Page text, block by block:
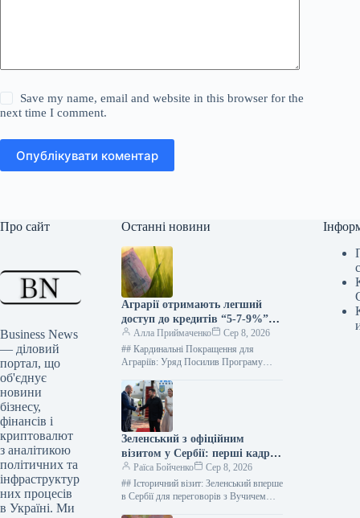
Save my name, email and website in this browser for the
next time I comment.
Опублікувати коментар
Про сайт
Business News
— діловий
портал, що
об'єднує
новини
бізнесу,
фінансів і
криптовалют
з аналітикою
політичних та
інфраструктур
них процесів
в Україні. Ми
Останні новини
Аграрії отримають легший
доступ до кредитів “5-7-9%”
для посівної та виробничих
потреб
Алла Приймаченко
Сер 8, 2026
## Кардинальні Покращення для
Аграріїв: Уряд Посилив Програму
0Юлія Немцева Kurkul.com Українські
аграрії отримають…
Зеленський з офіційним
візитом у Сербії: перші кадри
зустрічі з Вучичем
Раїса Бойченко
Сер 8, 2026
## Історичний візит: Зеленський вперше
в Сербії для переговорів з Вучичем